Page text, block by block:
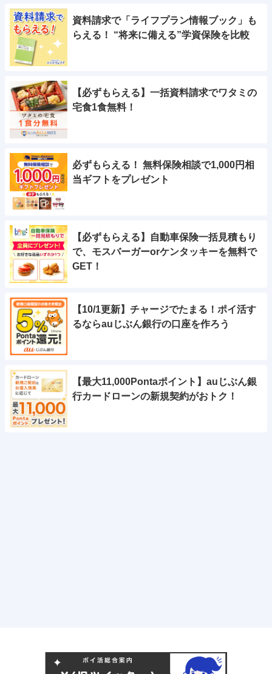
資料請求で「ライフプラン情報ブック」も
らえる！ “将来に備える”学資保険を比較
【必ずもらえる】一括資料請求でワタミの
宅食1食無料！
必ずもらえる！ 無料保険相談で1,000円相
当ギフトをプレゼント
【必ずもらえる】自動車保険一括見積もり
で、モスバーガーorケンタッキーを無料で
GET！
【10/1更新】チャージでたまる！ポイ活す
るならauじぶん銀行の口座を作ろう
【最大11,000Pontaポイント】auじぶん銀
行カードローンの新規契約がおトク！